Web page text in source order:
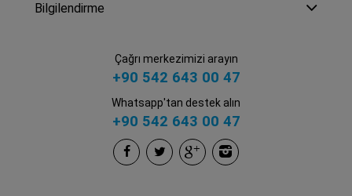
Bilgilendirme
Çağrı merkezimizi arayın
+90 542 643 00 47
Whatsapp'tan destek alın
+90 542 643 00 47